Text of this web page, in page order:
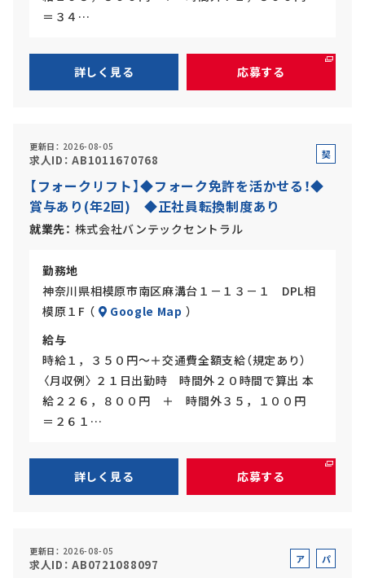
＝３４…
詳しく見る 応募する
更新日 2026-08-05
求人ID AB1011670768
契
社
【フォークリフト】◆フォーク免許を活かせる！◆
賞与あり(年2回) ◆正社員転換制度あり
就業先 株式会社バンテックセントラル
勤務地
神奈川県相模原市南区麻溝台１－１３－１ DPL相
模原１F （
Google Map ）
給与
時給１，３５０円～＋交通費全額支給（規定あり）
〈月収例〉 ２１日出勤時 時間外２０時間で算出 本
給２２６，８００円 ＋ 時間外３５，１００円
＝２６１…
詳しく見る 応募する
更新日 2026-08-05
求人ID AB0721088097
ア
パ